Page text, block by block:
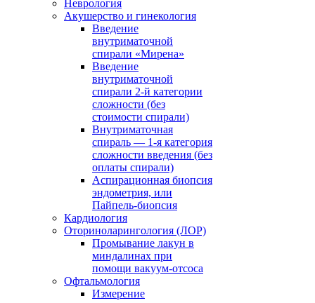
Неврология
Акушерство и гинекология
Введение
внутриматочной
спирали «Мирена»
Введение
внутриматочной
спирали 2-й категории
сложности (без
стоимости спирали)
Внутриматочная
спираль — 1-я категория
сложности введения (без
оплаты спирали)
Аспирационная биопсия
эндометрия, или
Пайпель-биопсия
Кардиология
Оториноларингология (ЛОР)
Промывание лакун в
миндалинах при
помощи вакуум-отсоса
Офтальмология
Измерение